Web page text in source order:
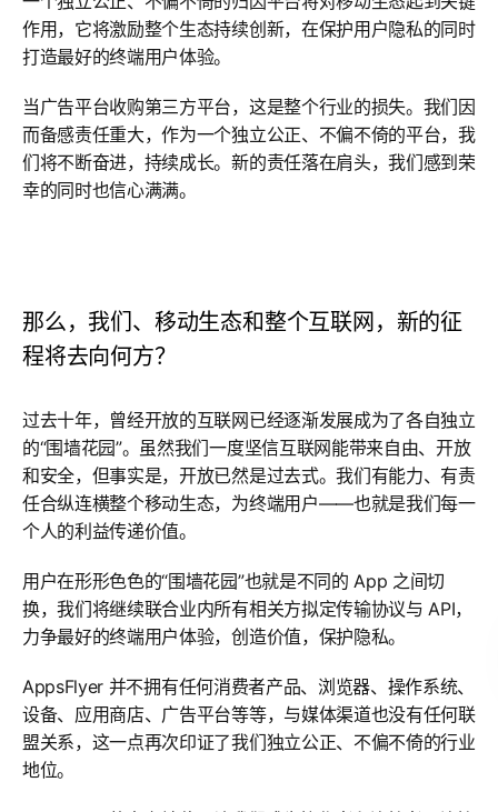
作用，它将激励整个生态持续创新，在保护用户隐私的同时
打造最好的终端用户体验。
当广告平台收购第三方平台，这是整个行业的损失。我们因
而备感责任重大，作为一个独立公正、不偏不倚的平台，我
们将不断奋进，持续成长。新的责任落在肩头，我们感到荣
幸的同时也信心满满。
那么，我们、移动生态和整个互联网，新的征
程将去向何方？
过去十年，曾经开放的互联网已经逐渐发展成为了各自独立
的“围墙花园”。虽然我们一度坚信互联网能带来自由、开放
和安全，但事实是，开放已然是过去式。我们有能力、有责
任合纵连横整个移动生态，为终端用户——也就是我们每一
个人的利益传递价值。
用户在形形色色的“围墙花园”也就是不同的 App 之间切
换，我们将继续联合业内所有相关方拟定传输协议与 API，
力争最好的终端用户体验，创造价值，保护隐私。
AppsFlyer 并不拥有任何消费者产品、浏览器、操作系统、
设备、应用商店、广告平台等等，与媒体渠道也没有任何联
盟关系，这一点再次印证了我们独立公正、不偏不倚的行业
地位。